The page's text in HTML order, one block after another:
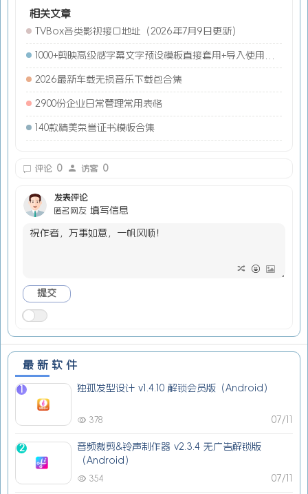
相关文章
TVBox各类影视接口地址（2026年7月9日更新）
1000+剪映高级感字幕文字预设模板直接套用+导入使用教程
2026最新车载无损音乐下载包合集
2900份企业日常管理常用表格
140款精美荣誉证书模板合集
评论 0 访客 0
发表评论
匿名网友 填写信息
最新软件
1 独孤发型设计 v1.4.10 解锁会员版（Android）
07/11
378
2
音频裁剪&铃声制作器 v2.3.4 无广告解锁版
（Android）
07/11
354